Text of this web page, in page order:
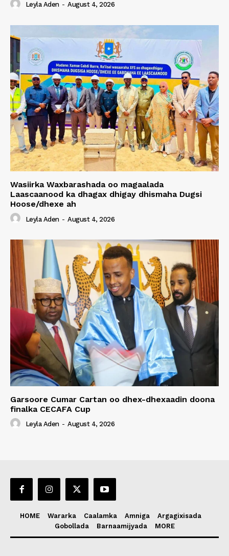
Leyla Aden - August 4, 2026
Wasiirka Waxbarashada oo magaalada
Laascaanood ka dhagax dhigay dhismaha Dugsi
Hoose/dhexe ah
Leyla Aden - August 4, 2026
Garsoore Cumar Cartan oo dhex-dhexaadin doona
finalka CECAFA Cup
Leyla Aden - August 4, 2026
HOME Wararka Caalamka Amniga
Argagixisada
Gobollada
Barnaamijyada MORE